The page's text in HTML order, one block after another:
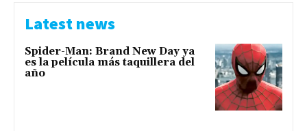
Latest news
Spider-Man: Brand New Day ya
es la película más taquillera del
año